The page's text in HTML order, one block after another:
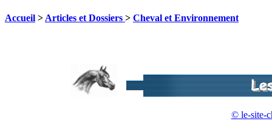
Accueil > Articles et Dossiers > Cheval et Environnement
© le-site-